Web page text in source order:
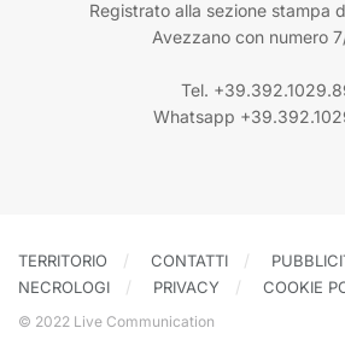
Registrato alla sezione stampa
Avezzano con numero
Tel.
Whatsapp
TERRITORIO CONTATTI
NECROLOGI
PRIVACY COOKIE
© 2022 Live Communication